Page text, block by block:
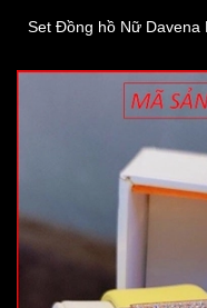
Set Đồng hồ Nữ Davena